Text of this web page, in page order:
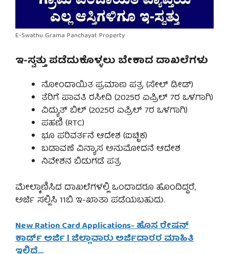
E-Swathu Grama Panchayat Property
ಇ-ಸ್ವತ್ತು ಪಡೆದುಕೊಳ್ಳಲು ಬೇಕಾದ ದಾಖಲೆಗಳು
ನೋಂದಾಯಿತ ಪ್ರಮಾಣ ಪತ್ರ (ಸೇಲ್ ಡೀಡ್)
ತೆರಿಗೆ ಪಾವತಿ ರಸೀದಿ (2025ರ ಏಪ್ರಿಲ್ 7ರ ಒಳಗಾಗಿ)
ವಿದ್ಯುತ್ ಬಿಲ್ (2025ರ ಏಪ್ರಿಲ್ 7ರ ಒಳಗಾಗಿ)
ಪಹಣಿ (RTC)
ಭೂ ಪರಿವರ್ತನೆ ಆದೇಶ (ಐಚ್ಛಿಕ)
ಬಡಾವಣೆ ವಿನ್ಯಾಸ ಅನುಮೋದನೆ ಆದೇಶ
ನಿವೇಶನ ಬಿಡುಗಡೆ ಪತ್ರ
ಮೇಲ್ಕಾಣಿಸಿದ ದಾಖಲೆಗಳಲ್ಲಿ ಒಂದಾದರೂ ಹೊಂದಿದ್ದರೆ,
ಅರ್ಜಿ ಸಲ್ಲಿಸಿ 11ಬಿ ಇ-ಖಾತಾ ಪಡೆಯಬಹುದು.
New Ration Card Applications- ಹೊಸ ರೇಷನ್
ಕಾರ್ಡ್ ಅರ್ಜಿ | ಜಿಲ್ಲಾವಾರು ಅರ್ಜಿದಾರರ ಮಾಹಿತಿ